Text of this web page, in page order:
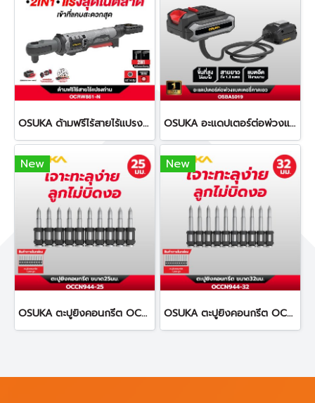
OSUKA ด้ามฟรีไร้สายไร้แปรงถ่าน OCRW861 OSUKA อะแดปเตอร์ต่อพ่วงแบตเตอรี่คาดเอว ยาว 1.2 เมตร OSBA5019
New
OSUKA ตะปูยิงคอนกรีต OCCN944-25 ทนทานต่อการกัดกร่อน
New
OSUKA ตะปูยิงคอนกรีต OCCN944-32 ทนทานต่อการกัดกร่อน